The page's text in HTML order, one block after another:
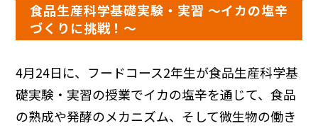
食品生産科学基礎実験・実習 ～イカの塩辛
づくりに挑戦！～
4月24日に、フードコース2年生が食品生産科学基
礎実験・実習の授業でイカの塩辛を通じて、食品
の熟成や発酵のメカニズム、そして微生物の働き